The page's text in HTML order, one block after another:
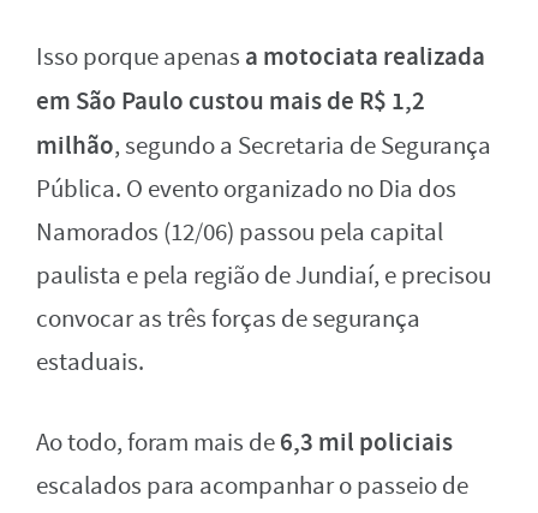
Isso porque apenas a motociata realizada
em São Paulo custou mais de R$ 1,2
milhão, segundo a Secretaria de Segurança
Pública. O evento organizado no Dia dos
Namorados (12/06) passou pela capital
paulista e pela região de Jundiaí, e precisou
convocar as três forças de segurança
estaduais.
Ao todo, foram mais de6,3 mil policiais
escalados para acompanhar o passeio de